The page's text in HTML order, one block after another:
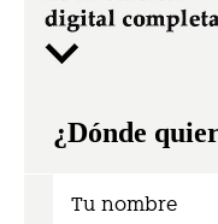
¿Dónde